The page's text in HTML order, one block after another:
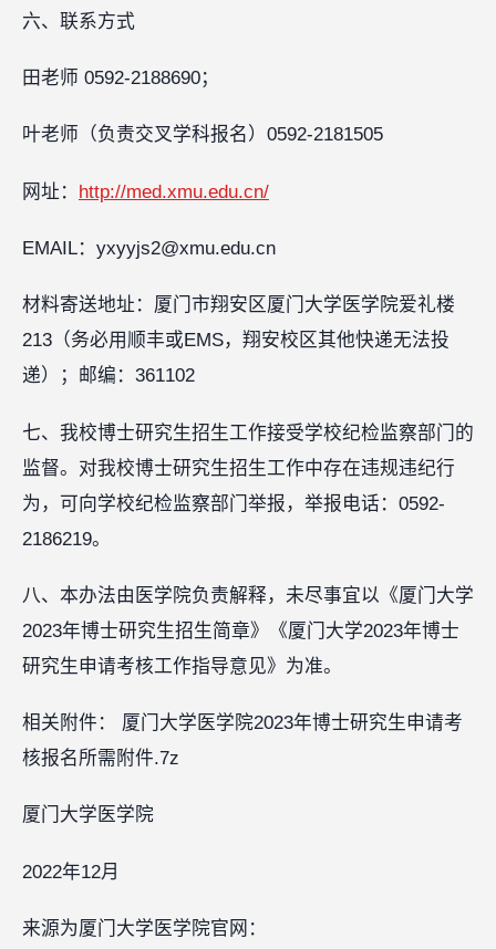
六、联系方式
田老师 0592-2188690；
叶老师（负责交叉学科报名）0592-2181505
网址： http://med.xmu.edu.cn/
EMAIL：yxyyjs2@xmu.edu.cn
材料寄送地址：厦门市翔安区厦门大学医学院爱礼楼
213（务必用顺丰或EMS，翔安校区其他快递无法投
递）；邮编：361102
七、我校博士研究生招生工作接受学校纪检监察部门的
监督。对我校博士研究生招生工作中存在违规违纪行
为，可向学校纪检监察部门举报，举报电话：0592-
2186219。
八、本办法由医学院负责解释，未尽事宜以《厦门大学
2023年博士研究生招生简章》《厦门大学2023年博士
研究生申请考核工作指导意见》为准。
相关附件： 厦门大学医学院2023年博士研究生申请考
核报名所需附件.7z
厦门大学医学院
2022年12月
来源为厦门大学医学院官网：